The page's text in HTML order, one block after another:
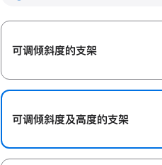
开
可调倾斜度的支架
可调倾斜度及高‍度的支‍架